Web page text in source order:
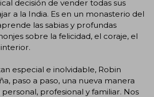
decisión de vender todas sus
a la India. Es en un monasterio del
las sabias y profundas
sobre la felicidad, el coraje, el
especial e inolvidable, Robin
paso a paso, una nueva manera
profesional y familiar. Nos